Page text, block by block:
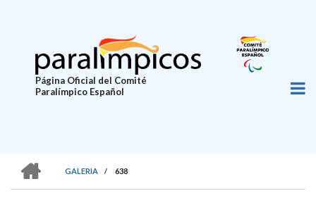
principal
Página Oficial del Comité
Paralímpico Español
SOBRESCRIBIR
GALERIA
/ 638